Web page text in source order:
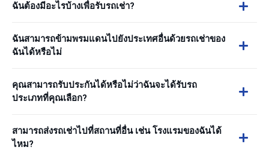
ฉันต้องมีอะไรบ้างเพื่อรับรถเช่า?
ฉันสามารถข้ามพรมแดนไปยังประเทศอื่นด้วยรถเช่าของ
ฉันได้หรือไม่
คุณสามารถรับประกันได้หรือไม่ว่าฉันจะได้รับรถ
ประเภทที่คุณเลือก?
สามารถส่งรถเช่าไปที่สถานที่อื่น เช่น โรงแรมของฉันได้
ไหม?